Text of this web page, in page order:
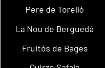
Pere de Torelló
La Nou de Berguedà
Fruitós de Bages